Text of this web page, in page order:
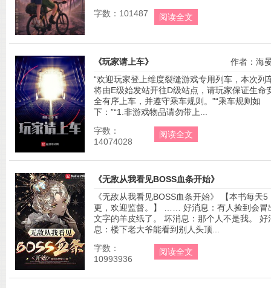
字数：101487
阅读全文
《玩家请上车》
作者：海
“欢迎玩家登上维度裂缝游戏专用列车，本次列
将由E级始发站开往D级站点，请玩家保证生命
全有序上车，并遵守乘车规则。”“乘车规则如
下：”“1.非游戏物品请勿带上...
字数：
14074028
阅读全文
《无敌从我看见BOSS血条开始》
作者：我也很
《无敌从我看见BOSS血条开始》 【本书每天5
更，欢迎监督。】 …… 好消息：有人捡到会冒
文字的羊皮纸了。 坏消息：那个人不是我。 好
息：楼下老大爷能看到别人头顶...
字数：
10993936
阅读全文